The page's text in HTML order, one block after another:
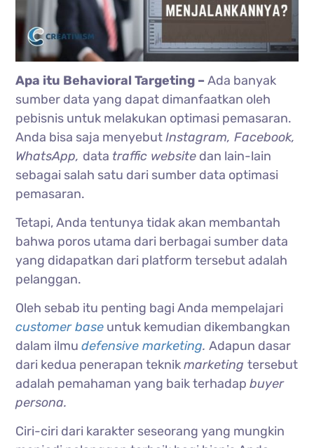
Apa itu Behavioral Targeting –Ada banyak
sumber data yang dapat dimanfaatkan oleh
pebisnis untuk melakukan optimasi pemasaran.
Anda bisa saja menyebutInstagram, Facebook,
WhatsApp, data traffic website dan lain-lain
sebagai salah satu dari sumber data optimasi
pemasaran.
Tetapi, Anda tentunya tidak akan membantah
bahwa poros utama dari berbagai sumber data
yang didapatkan dari platform tersebut adalah
pelanggan.
Oleh sebab itu penting bagi Anda mempelajari
customer base untuk kemudian dikembangkan
dalam ilmu defensive marketing.Adapun dasar
dari kedua penerapan teknikmarketingtersebut
adalah pemahaman yang baik terhadapbuyer
persona.
Ciri-ciri dari karakter seseorang yang mungkin